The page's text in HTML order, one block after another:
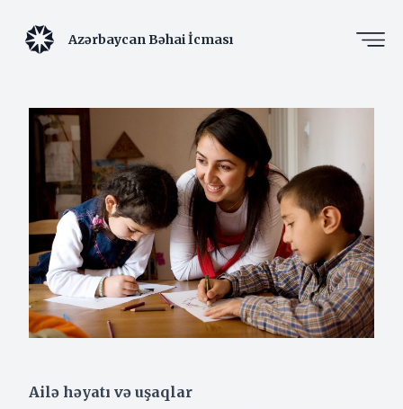
Azərbaycan Bəhai İcması
Ailə həyatı və uşaqlar